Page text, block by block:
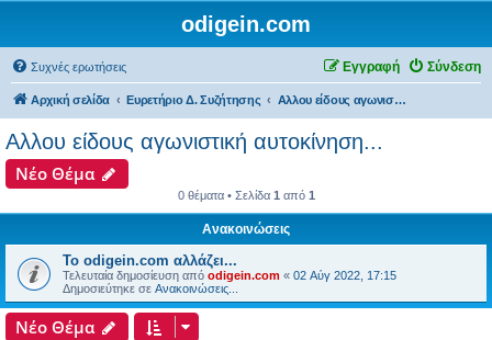
odigein.com
Συχνές ερωτήσεις Σύνδεση
Εγγραφή
Αρχική σελίδα Ευρετήριο Δ. Συζήτησης Αλλου είδους αγωνιστική αυτοκίνηση...
Αλλου είδους αγωνιστική αυτοκίνηση...
Νέο Θέμα
0 θέματα • Σελίδα 1 από 1
Ανακοινώσεις
Το odigein.com αλλάζει...
Τελευταία δημοσίευση από odigein.com « 02 Αύγ 2022, 17:15
Δημοσιεύτηκε σε Ανακοινώσεις...
Νέο Θέμα